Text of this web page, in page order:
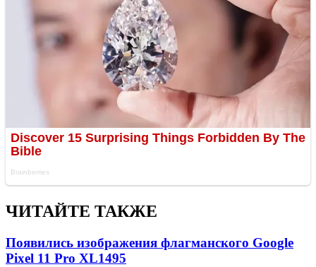
ЧИТАЙТЕ ТАКЖЕ
Появились изображения флагманского Google
Pixel 11 Pro XL1495